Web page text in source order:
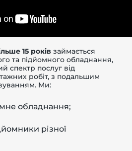
15 років займається
та підйомного обладнання,
спектр послуг від
робіт, з подальшим
Ми:
обладнання;
різної